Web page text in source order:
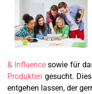
& Influencesowie für
Produkten gesucht.
entgehen lassen, der